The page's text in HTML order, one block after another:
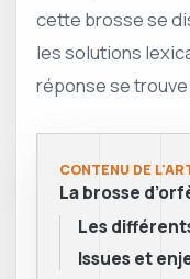
cette brosse se
les solutions
réponse se
CONTENU DE
La brosse
Les
Issues et